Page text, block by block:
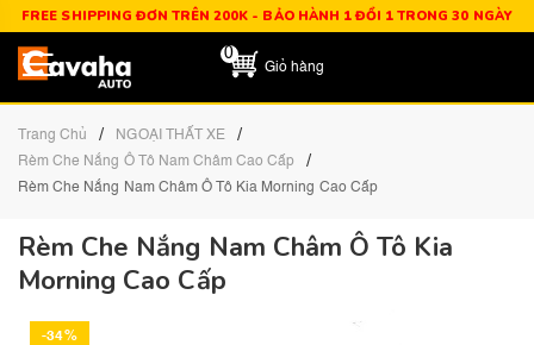
FREE SHIPPING ĐƠN TRÊN 200K - BẢO HÀNH 1 ĐỔI 1 TRONG 30 NGÀY
0
Giỏ hàng
Trang Chủ / NGOẠI THẤT XE /
Rèm Che Nắng Ô Tô Nam Châm Cao Cấp /
Rèm Che Nắng Nam Châm Ô Tô Kia Morning Cao Cấp
Rèm Che Nắng Nam Châm Ô Tô Kia
Morning Cao Cấp
-34%